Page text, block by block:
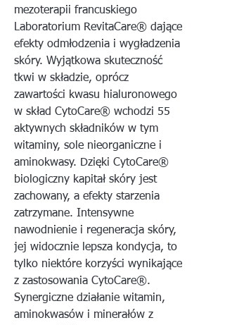
mezoterapii francuskiego
Laboratorium RevitaCare® dające
efekty odmłodzenia i wygładzenia
skóry. Wyjątkowa skuteczność
tkwi w składzie, oprócz
zawartości kwasu hialuronowego
w skład CytoCare® wchodzi 55
aktywnych składników w tym
witaminy, sole nieorganiczne i
aminokwasy. Dzięki CytoCare®
biologiczny kapitał skóry jest
zachowany, a efekty starzenia
zatrzymane. Intensywne
nawodnienie i regeneracja skóry,
jej widocznie lepsza kondycja, to
tylko niektóre korzyści wynikające
z zastosowania CytoCare®.
Synergiczne działanie witamin,
aminokwasów i minerałów z